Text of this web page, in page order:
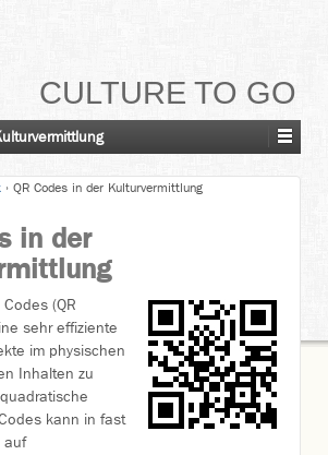
CULTURE TO GO
› QR Codes in der Kulturvermittlung
in der
(QR
sehr effiziente
im physischen
Inhalten zu
kann in fast
auf